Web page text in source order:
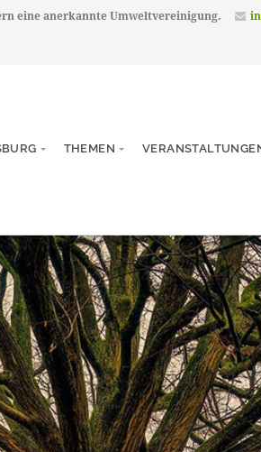
eine anerkannte Umweltvereinigung.
THEMEN